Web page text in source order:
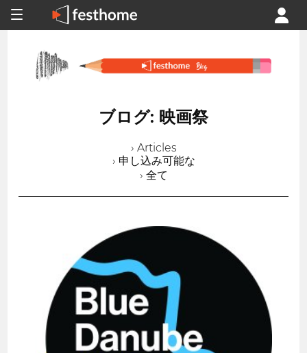
ブログ: 映画祭
› Articles
› 申し込み可能な
› 全て